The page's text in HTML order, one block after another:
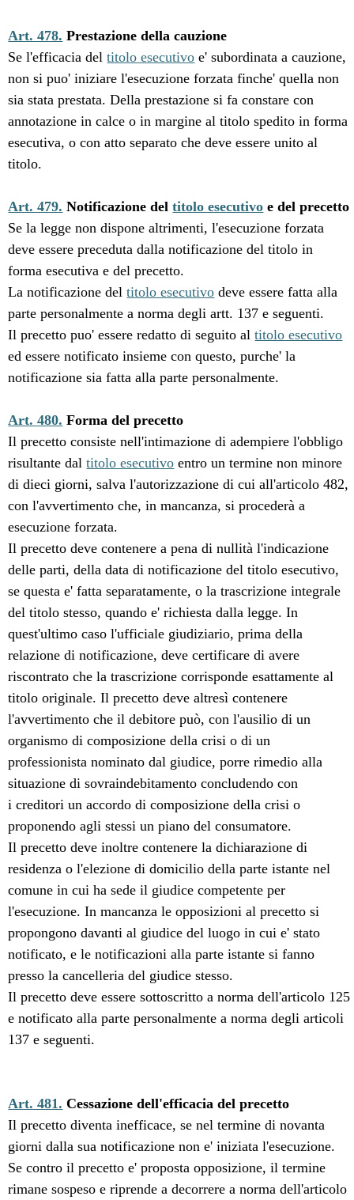
Art. 478. Prestazione della cauzione
Se l'efficacia deltitolo esecutivo e' subordinata a cauzione,
non si puo' iniziare l'esecuzione forzata finche' quella non
sia stata prestata. Della prestazione si fa constare con
annotazione in calce o in margine al titolo spedito in forma
esecutiva, o con atto separato che deve essere unito al
titolo.
Art. 479. Notificazione deltitolo esecutivo e del precetto
Se la legge non dispone altrimenti, l'esecuzione forzata
deve essere preceduta dalla notificazione del titolo in
forma esecutiva e del precetto.
La notificazione deltitolo esecutivo deve essere fatta alla
parte personalmente a norma degli artt. 137 e seguenti.
Il precetto puo' essere redatto di seguito altitolo esecutivo
ed essere notificato insieme con questo, purche' la
notificazione sia fatta alla parte personalmente.
Art. 480. Forma del precetto
Il precetto consiste nell'intimazione di adempiere l'obbligo
risultante daltitolo esecutivo entro un termine non minore
di dieci giorni, salva l'autorizzazione di cui all'articolo 482,
con l'avvertimento che, in mancanza, si procederà a
esecuzione forzata.
Il precetto deve contenere a pena di nullità l'indicazione
delle parti, della data di notificazione del titolo esecutivo,
se questa e' fatta separatamente, o la trascrizione integrale
del titolo stesso, quando e' richiesta dalla legge. In
quest'ultimo caso l'ufficiale giudiziario, prima della
relazione di notificazione, deve certificare di avere
riscontrato che la trascrizione corrisponde esattamente al
titolo originale. Il precetto deve altresì contenere
l'avvertimento che il debitore può, con l'ausilio di un
organismo di composizione della crisi o di un
professionista nominato dal giudice, porre rimedio alla
situazione di sovraindebitamento concludendo con
i creditori un accordo di composizione della crisi o
proponendo agli stessi un piano del consumatore.
Il precetto deve inoltre contenere la dichiarazione di
residenza o l'elezione di domicilio della parte istante nel
comune in cui ha sede il giudice competente per
l'esecuzione. In mancanza le opposizioni al precetto si
propongono davanti al giudice del luogo in cui e' stato
notificato, e le notificazioni alla parte istante si fanno
presso la cancelleria del giudice stesso.
Il precetto deve essere sottoscritto a norma dell'articolo 125
e notificato alla parte personalmente a norma degli articoli
137 e seguenti.
Art. 481. Cessazione dell'efficacia del precetto
Il precetto diventa inefficace, se nel termine di novanta
giorni dalla sua notificazione non e' iniziata l'esecuzione.
Se contro il precetto e' proposta opposizione, il termine
rimane sospeso e riprende a decorrere a norma dell'articolo